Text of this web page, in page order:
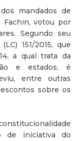
mandados de
Fachin, votou por
Segundo seu
151/2015, que
a qual trata da
e estados, é
entre outras
sobre os
de iniciativa do